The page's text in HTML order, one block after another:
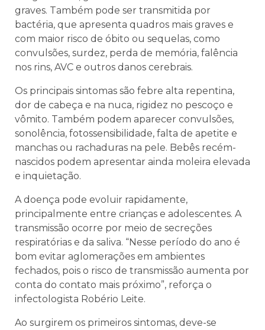
graves. Também pode ser transmitida por
bactéria, que apresenta quadros mais graves e
com maior risco de óbito ou sequelas, como
convulsões, surdez, perda de memória, falência
nos rins, AVC e outros danos cerebrais.
Os principais sintomas são febre alta repentina,
dor de cabeça e na nuca, rigidez no pescoço e
vômito. Também podem aparecer convulsões,
sonolência, fotossensibilidade, falta de apetite e
manchas ou rachaduras na pele. Bebês recém-
nascidos podem apresentar ainda moleira elevada
e inquietação.
A doença pode evoluir rapidamente,
principalmente entre crianças e adolescentes. A
transmissão ocorre por meio de secreções
respiratórias e da saliva. “Nesse período do ano é
bom evitar aglomerações em ambientes
fechados, pois o risco de transmissão aumenta por
conta do contato mais próximo”, reforça o
infectologista Robério Leite.
Ao surgirem os primeiros sintomas, deve-se